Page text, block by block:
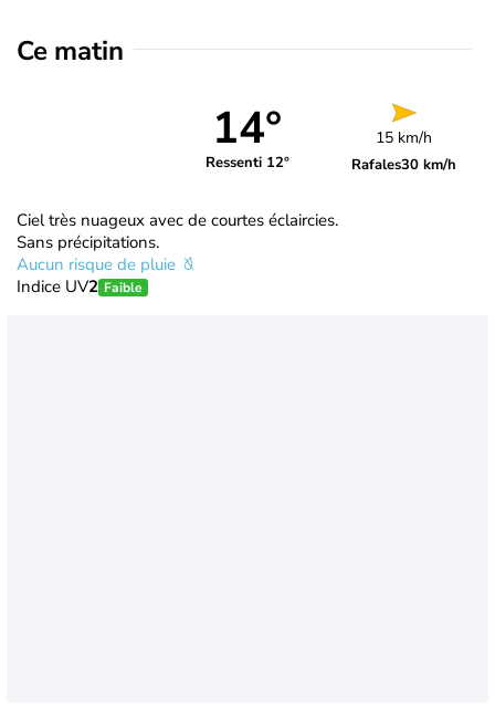
Ce matin
14°
Ressenti 12°
15 km/h
Rafales30 km/h
Ciel très nuageux avec de courtes éclaircies.
Sans précipitations.
Aucun risque de pluie
Indice UV2 Faible